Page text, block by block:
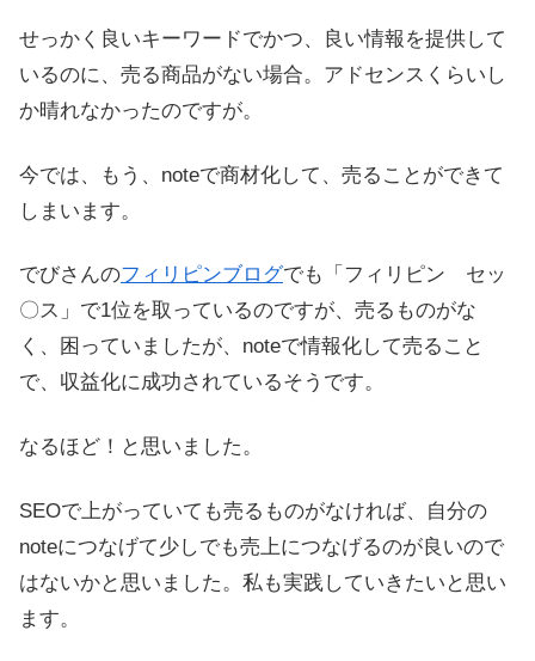
せっかく良いキーワードでかつ、良い情報を提供して
いるのに、売る商品がない場合。アドセンスくらいし
か晴れなかったのですが。
今では、もう、noteで商材化して、売ることができて
しまいます。
でびさんのフィリピンブログでも「フィリピン セッ
〇ス」で1位を取っているのですが、売るものがな
く、困っていましたが、noteで情報化して売ること
で、収益化に成功されているそうです。
なるほど！と思いました。
SEOで上がっていても売るものがなければ、自分の
noteにつなげて少しでも売上につなげるのが良いので
はないかと思いました。私も実践していきたいと思い
ます。